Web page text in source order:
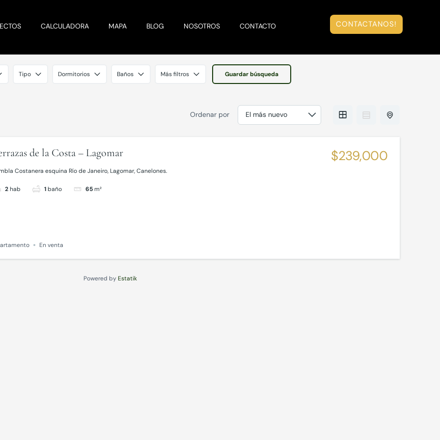
CALCULADORA MAPA BLOG NOSOTROS CONTACTO CONTACTANOS!
Guardar búsqueda
Tipo Dormitorios Baños Más filtros
Ordenar por
de la Costa – Lagomar
Costanera esquina Río de Janeiro, Lagomar, Canelones.
2hab 1baño 65m²
$239,000
En venta
Powered by Estatik